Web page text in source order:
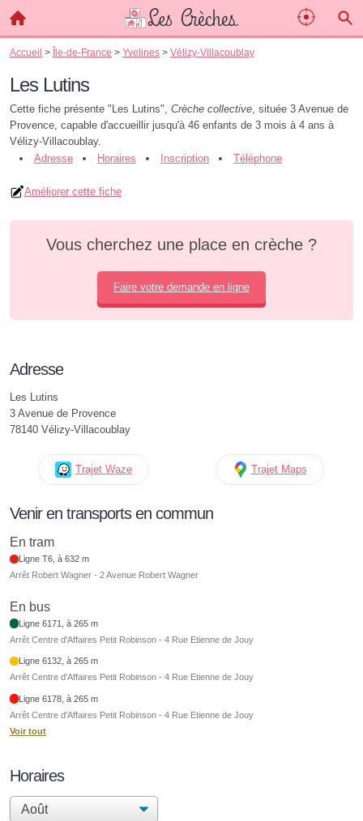
Accueil > Île-de-France > Yvelines > Vélizy-Villacoublay
Les Lutins
Cette fiche présente "Les Lutins", Crèche collective, située 3 Avenue de
Provence, capable d'accueillir jusqu'à 46 enfants de 3 mois à 4 ans à
Vélizy-Villacoublay.
Adresse
Horaires Inscription Téléphone
Améliorer cette fiche
Vous cherchez une place en crèche ?
Faire votre demande en ligne
Adresse
Les Lutins
3 Avenue de Provence
78140 Vélizy-Villacoublay
Trajet Waze Trajet Maps
Venir en transports en commun
En tram
Ligne T6, à 632 m
Arrêt Robert Wagner - 2 Avenue Robert Wagner
En bus
Ligne 6171, à 265 m
Arrêt Centre d'Affaires Petit Robinson - 4 Rue Etienne de Jouy
Ligne 6132, à 265 m
Arrêt Centre d'Affaires Petit Robinson - 4 Rue Etienne de Jouy
Ligne 6178, à 265 m
Arrêt Centre d'Affaires Petit Robinson - 4 Rue Etienne de Jouy
Voir tout
Horaires